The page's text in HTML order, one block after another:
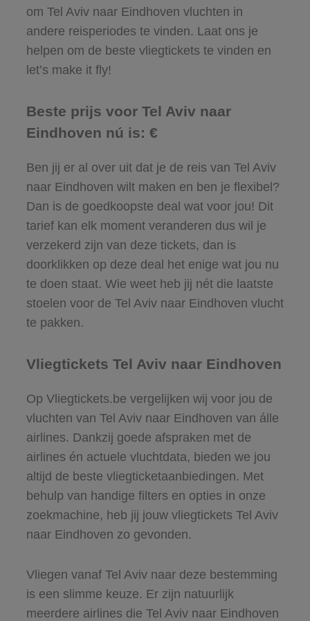
om Tel Aviv naar Eindhoven vluchten in
andere reisperiodes te vinden. Laat ons je
helpen om de beste vliegtickets te vinden en
let’s make it fly!
Beste prijs voor Tel Aviv naar
Eindhoven nú is: €
Ben jij er al over uit dat je de reis van Tel Aviv
naar Eindhoven wilt maken en ben je flexibel?
Dan is de goedkoopste deal wat voor jou! Dit
tarief kan elk moment veranderen dus wil je
verzekerd zijn van deze tickets, dan is
doorklikken op deze deal het enige wat jou nu
te doen staat. Wie weet heb jij nét die laatste
stoelen voor de Tel Aviv naar Eindhoven vlucht
te pakken.
Vliegtickets Tel Aviv naar Eindhoven
Op Vliegtickets.be vergelijken wij voor jou de
vluchten van Tel Aviv naar Eindhoven van álle
airlines. Dankzij goede afspraken met de
airlines én actuele vluchtdata, bieden we jou
altijd de beste vliegticketaanbiedingen. Met
behulp van handige filters en opties in onze
zoekmachine, heb jij jouw vliegtickets Tel Aviv
naar Eindhoven zo gevonden.
Vliegen vanaf Tel Aviv naar deze bestemming
is een slimme keuze. Er zijn natuurlijk
meerdere airlines die Tel Aviv naar Eindhoven